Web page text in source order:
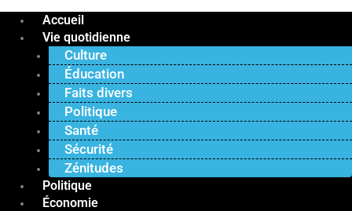
Accueil
Vie quotidienne
Culture
Éducation
Faits divers
Politique
Santé
Sécurité
Zénitudes
Politique
Économie